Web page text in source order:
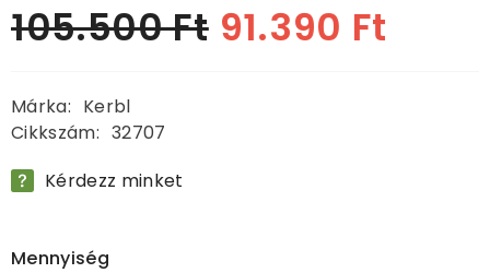
Normál
ár
105.500 Ft Akciós
ár
91.390 Ft
Márka: Kerbl
Cikkszám: 32707
Kérdezz minket
Mennyiség